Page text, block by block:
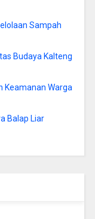
Sampah
Budaya Kalteng
Keamanan Warga
Balap Liar